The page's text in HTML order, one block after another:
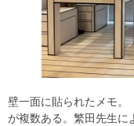
壁一面に貼られたメモ。
が複数ある。繁田先生に